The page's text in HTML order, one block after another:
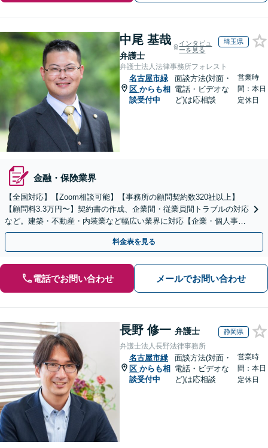
中尾 基哉
弁護士
インタビュ
ーを見る
埼玉県
弁護士法人法律事務所フォレスト
名古屋市緑
区 からも相
談受付中
面談方法(対面・
電話・ビデオな
ど)は応相談
営業時
間：本日
定休日
金融・保険業界
【全国対応】【Zoom相談可能】【事務所の顧問契約数320社以上】
【顧問料3.3万円〜】契約書の作成、企業間・従業員間トラブルの対応
など。建築・不動産・内装業など幅広い業界に対応【企業・個人事業
主の方初回面談無料】
料金表を見る
電話でお問い合わせ メールでお問い合わせ
長野 修一 弁護士 静岡県
弁護士法人長野法律事務所
名古屋市緑
区 からも相
談受付中
面談方法(対面・
電話・ビデオな
ど)は応相談
営業時
間：本日
定休日